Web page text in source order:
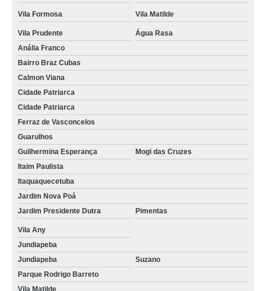
concreto para base Vila Guilherme
onde vende concreto para base Nossa Senhora do Ó
onde encontro concreto para alta temperatura Jaçanã
concreto para calçada Alto da Lapa
onde vende concreto para calçada Vila Formosa
onde encontro concreto para contrapiso Parque do Carmo
onde encontro concreto para área externa Vila Mazzei
onde vende concreto para piso Parque Anhembi
concreto para coluna Itaquera
onde vende concreto para alta temperatura Itaim Paulista
onde vende concreto para asfalto Nossa Senhora do Ó
onde encontro concreto para asfalto Butantã
onde encontro concreto para sapata Vila Medeiros
onde vende concreto para construção Cachoeirinha
Vila Formosa Vila Matilde
Vila Prudente
Água Rasa
Anália Franco
Bairro Braz Cubas
Calmon Viana
Cidade Patriarca
Cidade Patriarca
Ferraz de Vasconcelos
Guarulhos
Guilhermina Esperança
Mogi das Cruzes
Itaim Paulista
Itaquaquecetuba
Jardim Nova Poá
Jardim Presidente Dutra
Pimentas
Vila Any
Jundiapeba
Jundiapeba
Suzano
Parque Rodrigo Barreto
Vila Matilde